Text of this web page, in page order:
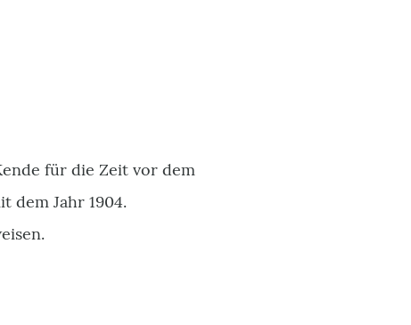
für die Zeit vor dem
dem Jahr 1904.